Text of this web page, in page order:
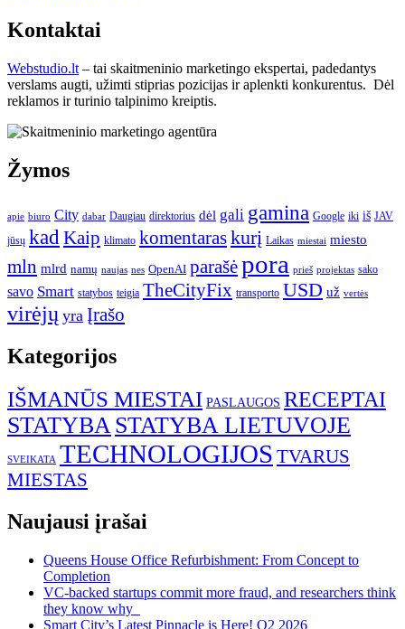
Kontaktai
Webstudio.lt – tai skaitmeninio marketingo ekspertai, padedantys
verslams augti, užimti stiprias pozicijas ir aplenkti konkurentus. Dėl
reklamos ir turinio talpinimo kreiptis.
Žymos
apie biuro City dabar Daugiau direktorius dėl gali gamina Google iki iš JAV
jūsų kad Kaip klimato komentaraskurį Laikas miestai miesto
mln mlrd namų naujas nes OpenAI parašėpora prieš projektas sako
savo Smart statybos teigia TheCityFix transporto USD už vertės
virėjų yra Įrašo
Kategorijos
IŠMANŪS MIESTAI PASLAUGOS RECEPTAI
STATYBASTATYBA LIETUVOJE
SVEIKATA TECHNOLOGIJOS TVARUS
MIESTAS
Naujausi įrašai
Queens House Office Refurbishment: From Concept to
Completion
VC-backed startups commit more fraud, and researchers think
they know why
Smart City’s Latest Pinnacle is Here! Q2 2026